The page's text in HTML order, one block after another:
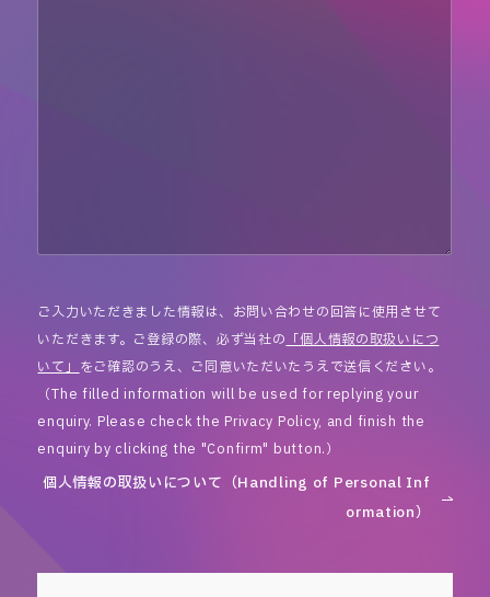
ご入力いただきました情報は、お問い合わせの回答に使用させて
いただきます。ご登録の際、必ず当社の 「個人情報の取扱いにつ
いて」 をご確認のうえ、ご同意いただいたうえで送信ください。
（The filled information will be used for replying your
enquiry. Please check the Privacy Policy, and finish the
enquiry by clicking the "Confirm" button.）
個人情報の取扱いについて（Handling of Personal Inf
ormation）